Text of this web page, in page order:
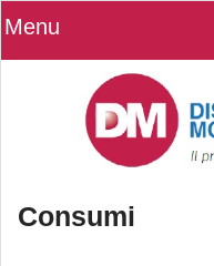
Menu
Consumi